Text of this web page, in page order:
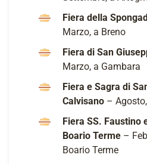
Fiera della
Marzo, a Breno
Fiera di San
Marzo, a Gambara
Fiera e Sagra di
Calvisano –
Fiera SS. Faustino
Boario Terme –
Boario Terme